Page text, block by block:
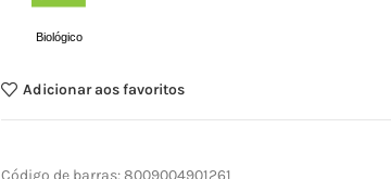
Biológico
Adicionar aos favoritos